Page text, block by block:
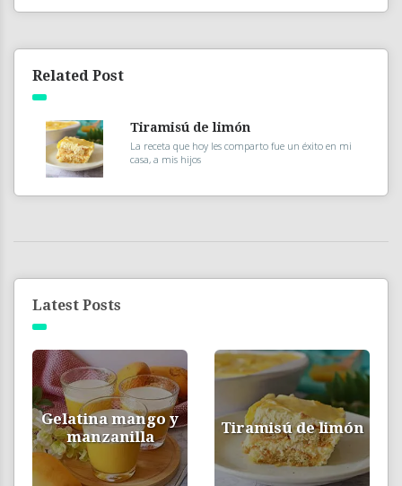
Related Post
Tiramisú de limón
La receta que hoy les comparto fue un éxito en mi
casa, a mis hijos
Latest Posts
Gelatina mango y
manzanilla
Tiramisú de limón